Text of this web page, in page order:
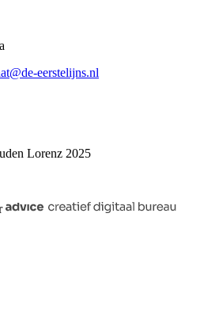
eerstelijns.nl
Lorenz 2025